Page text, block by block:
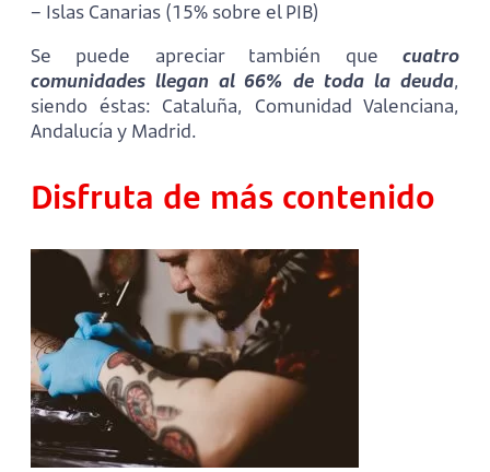
– Islas Canarias (15% sobre el PIB)
Se puede apreciar también que cuatro
comunidades llegan al 66% de toda la deuda,
siendo éstas: Cataluña, Comunidad Valenciana,
Andalucía y Madrid.
Disfruta de más contenido